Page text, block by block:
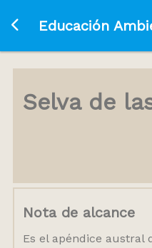
Ir a la página principal
Educación
Selva de
Nota de alcance
Es el apéndice austral